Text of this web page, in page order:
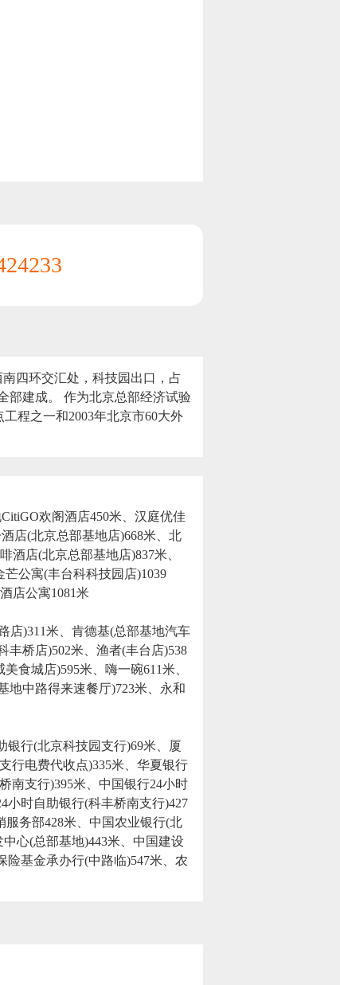
南四环交汇处，科技园出口，占
部建成。 作为北京总部经济试验
程之一和2003年北京市60大外
欢阁酒店450米、汉庭优佳
店(北京总部基地店)668米、北
酒店(北京总部基地店)837米、
公寓(丰台科科技园店)1039
店公寓1081米
店)311米、肯德基(总部基地汽车
丰桥店)502米、渔者(丰台店)538
食城店)595米、嗨一碗611米、
地中路得来速餐厅)723米、永和
银行(北京科技园支行)69米、厦
行电费代收点)335米、华夏银行
南支行)395米、中国银行24小时
小时自助银行(科丰桥南支行)427
务部428米、中国农业银行(北
心(总部基地)443米、中国建设
险基金承办行(中路临)547米、农